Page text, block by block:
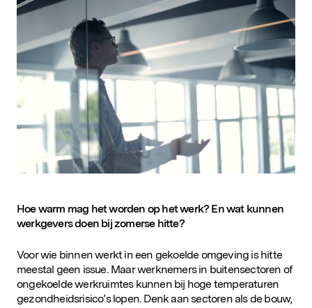
SLUIT JE AAN
Hoe warm mag het worden op het werk? En wat kunnen
werkgevers doen bij zomerse hitte?
Voor wie binnen werkt in een gekoelde omgeving is hitte
meestal geen issue. Maar werknemers in buitensectoren of
ongekoelde werkruimtes kunnen bij hoge temperaturen
gezondheidsrisico’s lopen. Denk aan sectoren als de bouw,